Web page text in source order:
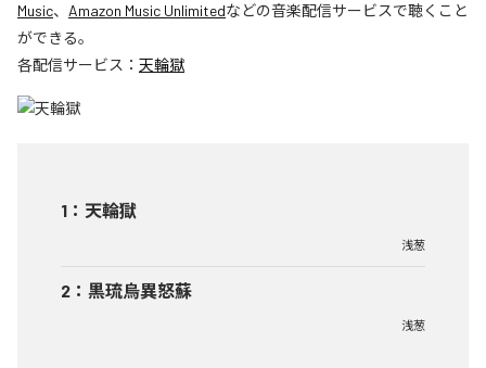
Music、 Amazon Music Unlimitedなどの音楽配信サービスで聴くこと
ができる。
各配信サービス： 天輪獄
1 ： 天輪獄
浅葱
2 ： 黒琉烏異怒蘇
浅葱